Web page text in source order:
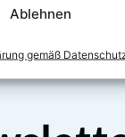
Ablehnen
gemäß